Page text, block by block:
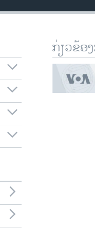
ກ່ຽວຂ້ອ